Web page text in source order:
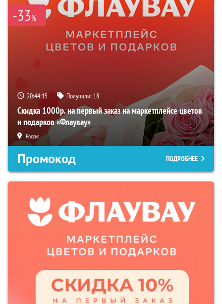
-33%
20:44:14 Получили: 18
Скидка 1000р. на первый заказ на маркетплейсе цветов
и подарков «Флаувау»
Россия
Промокод ПОДРОБНЕЕ